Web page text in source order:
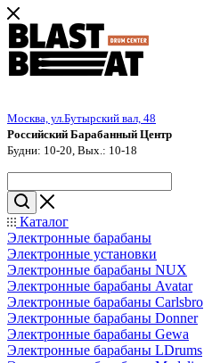
Москва, ул.Бутырский вал, 48
Российский Барабанный Центр
Будни: 10-20, Вых.: 10-18
Каталог
Электронные барабаны
Электронные установки
Электронные барабаны NUX
Электронные барабаны Avatar
Электронные барабаны Carlsbro
Электронные барабаны Donner
Электронные барабаны Gewa
Электронные барабаны LDrums